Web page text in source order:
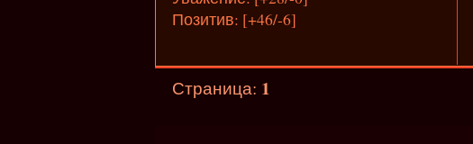
Позитив: [+46/-6]
Страница: 1